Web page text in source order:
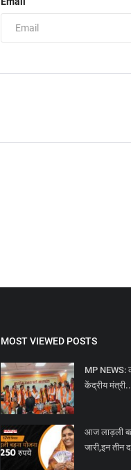
MOST VIEWED POSTS
MP NEWS:
केंद्रीय
आज लाड़ली
जारी,इन तीन